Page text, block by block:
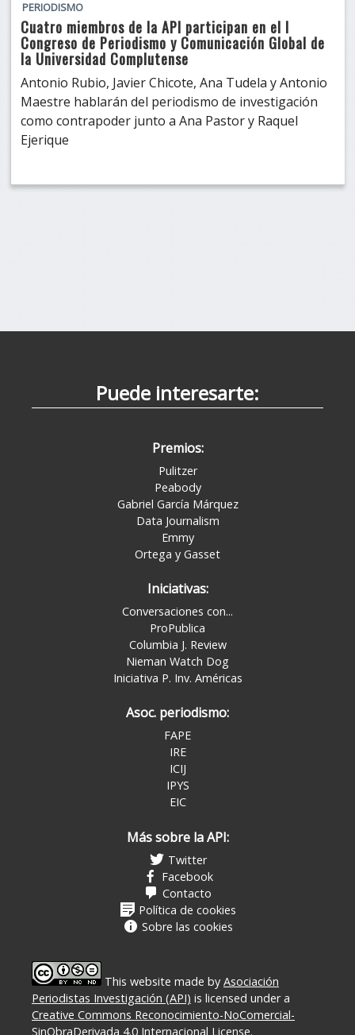
PERIODISMO
Cuatro miembros de la API participan en el I
Congreso de Periodismo y Comunicación Global de
la Universidad Complutense
Antonio Rubio, Javier Chicote, Ana Tudela y Antonio
Maestre hablarán del periodismo de investigación
como contrapoder junto a Ana Pastor y Raquel
Ejerique
Puede interesarte:
Premios:
Pulitzer
Peabody
Gabriel García Márquez
Data Journalism
Emmy
Ortega y Gasset
Iniciativas:
Conversaciones con...
ProPublica
Columbia J. Review
Nieman Watch Dog
Iniciativa P. Inv. Américas
Asoc. periodismo:
FAPE
IRE
ICIJ
IPYS
EIC
Más sobre la API:
Twitter
Facebook
Contacto
Política de cookies
Sobre las cookies
This website made by Asociación
Periodistas Investigación (API) is licensed under a
Creative Commons Reconocimiento-NoComercial-
SinObraDerivada 4.0 Internacional License.